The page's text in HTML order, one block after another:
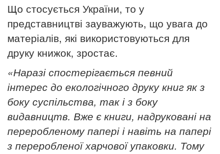
Що стосується України, то у
представництві зауважують, що увага до
матеріалів, які використовуються для
друку книжок, зростає.
«Наразі спостерігається певний
інтерес до екологічного друку книг як з
боку суспільства, так і з боку
видавництв. Вже є книги, надруковані на
переробленому папері і навіть на папері
з переробленої харчової упаковки. Тому